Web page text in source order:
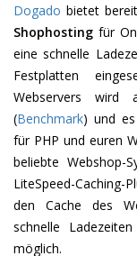
Dogado bietet
Shophosting für
eine schnelle
Festplatten
Webservers wird
(Benchmark) und es
für PHP und euren
beliebte Webshop-
LiteSpeed-Caching-
den Cache des
schnelle
möglich.